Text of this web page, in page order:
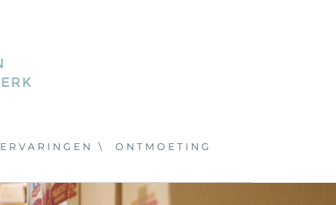
ERVARINGEN \ ONTMOETING